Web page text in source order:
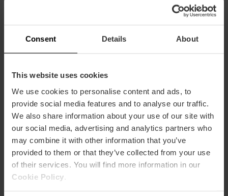
Consent Details About
This website uses cookies
We use cookies to personalise content and ads, to
provide social media features and to analyse our traffic.
We also share information about your use of our site with
our social media, advertising and analytics partners who
may combine it with other information that you’ve
provided to them or that they’ve collected from your use
of their services. You will find more information in our
Cookie Policy
Ansichts Karte
Richtungen